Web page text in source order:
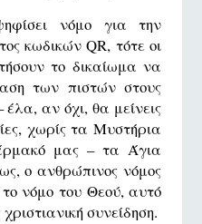
νόμο για την
κωδικών QR, τότε οι
το δικαίωμα να
των πιστών στους
αν όχι, θα μείνεις
χωρίς τα Μυστήρια
μας – τα Άγια
ο ανθρώπινος νόμος
νόμο του Θεού, αυτό
συνείδηση.